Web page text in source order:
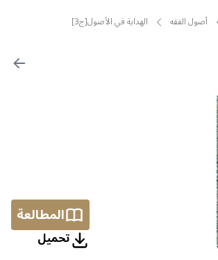
أصول الفقه الهداية في الأصول[ج3]
المطالعة
تحمیل